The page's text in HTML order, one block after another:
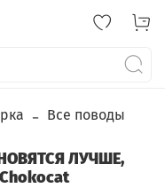
Все поводы
ЛУЧШЕ,